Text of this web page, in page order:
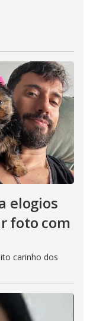
elogios
foto com
carinho dos